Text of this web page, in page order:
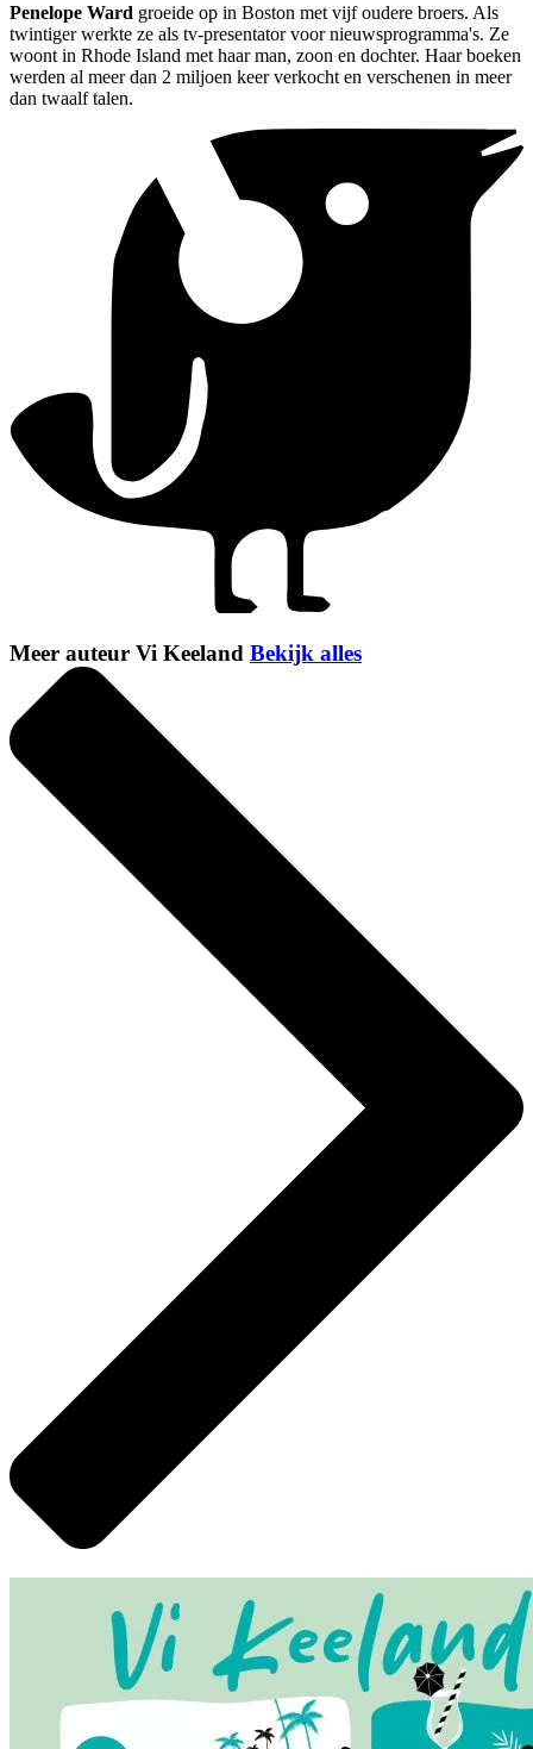
Penelope Ward groeide op in Boston met vijf oudere broers. Als
twintiger werkte ze als tv-presentator voor nieuwsprogramma's. Ze
woont in Rhode Island met haar man, zoon en dochter. Haar boeken
werden al meer dan 2 miljoen keer verkocht en verschenen in meer
dan twaalf talen.
Meer auteur Vi Keeland Bekijk alles